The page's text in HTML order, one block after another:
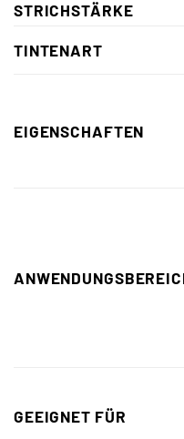
STRICHSTÄRKE
TINTENART
EIGENSCHAFTEN
GEEIGNET FÜR